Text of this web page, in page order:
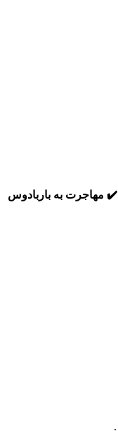
✔️ مهاجرت به باربادوس